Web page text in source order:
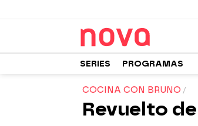
SERIES PROGRAMAS
COCINA CON BRUNO
Revuelto